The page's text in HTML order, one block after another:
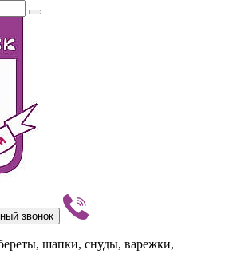
звонок
шапки, снуды, варежки,